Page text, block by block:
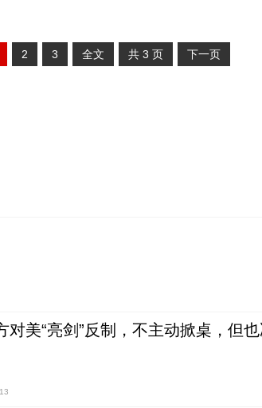
2 3 全文 共 3 页 下一页
对美“亮剑”反制，不主动掀桌，但